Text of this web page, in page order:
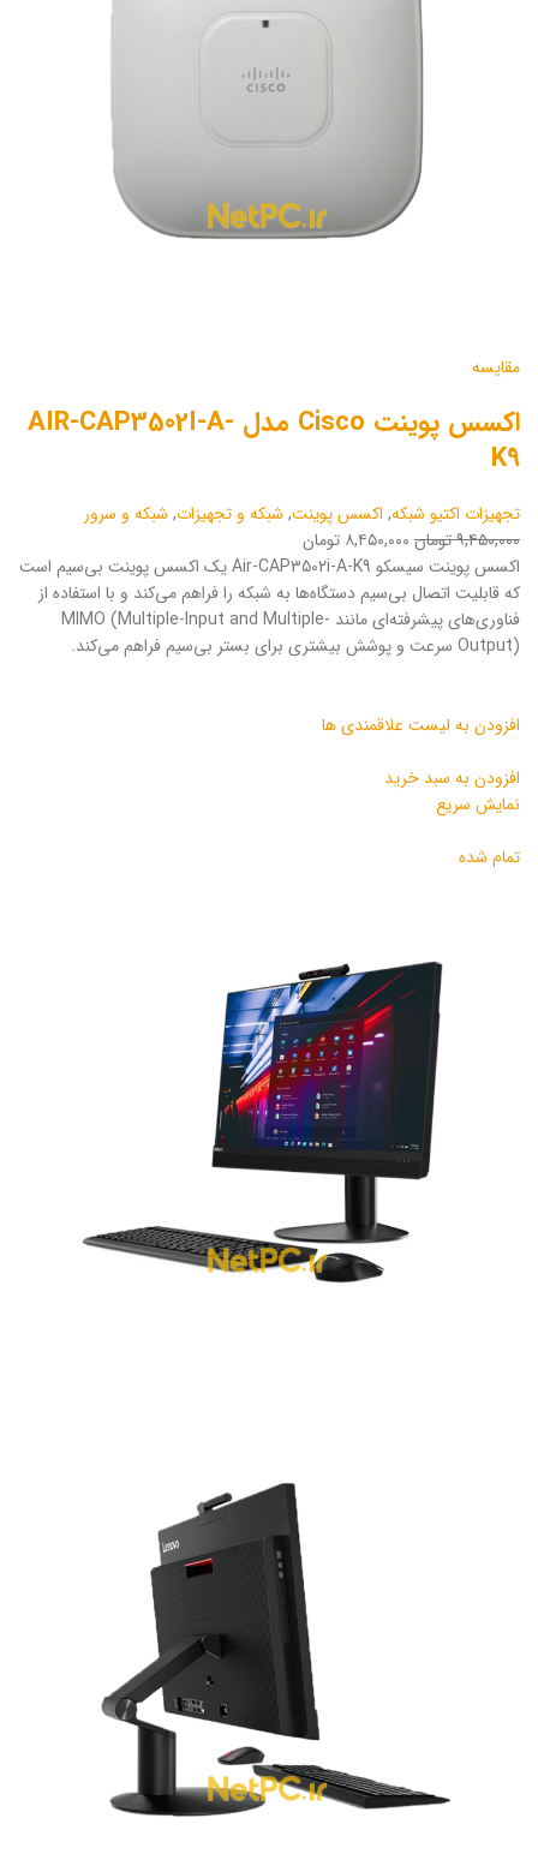
مقایسه
اکسس پوینت Cisco مدل AIR-CAP3502I-A-
K9
تجهیزات اکتیو شبکه, اکسس پوینت, شبکه و تجهیزات, شبکه و سرور
۹,۴۵۰,۰۰۰ تومان
۸,۴۵۰,۰۰۰ تومان
اکسس پوینت سیسکو Air-CAP3502i-A-K9 یک اکسس پوینت بی‌سیم است
که قابلیت اتصال بی‌سیم دستگاه‌ها به شبکه را فراهم می‌کند و با استفاده از
فناوری‌های پیشرفته‌ای مانند MIMO (Multiple-Input and Multiple-
Output) سرعت و پوشش بیشتری برای بستر بی‌سیم فراهم می‌کند.
افزودن به لیست علاقمندی ها
افزودن به سبد خرید
نمایش سریع
تمام شده